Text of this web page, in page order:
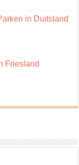
in Duitsland
Friesland